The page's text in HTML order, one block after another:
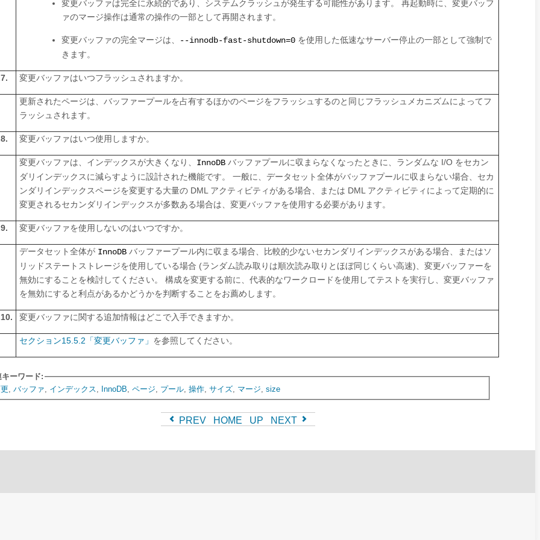
変更バッファは完全に永続的であり、システムクラッシュが発生する可能性があります。 再起動時に、変更バッフ
ァのマージ操作は通常の操作の一部として再開されます。
変更バッファの完全マージは、 --innodb-fast-shutdown=0 を使用した低速なサーバー停止の一部として強制で
きます。
変更バッファはいつフラッシュされますか。
更新されたページは、バッファープールを占有するほかのページをフラッシュするのと同じフラッシュメカニズムによってフ
ラッシュされます。
変更バッファはいつ使用しますか。
変更バッファは、インデックスが大きくなり、 InnoDB バッファプールに収まらなくなったときに、ランダムな I/O をセカン
ダリインデックスに減らすように設計された機能です。 一般に、データセット全体がバッファプールに収まらない場合、セカ
ンダリインデックスページを変更する大量の DML アクティビティがある場合、または DML アクティビティによって定期的に
変更されるセカンダリインデックスが多数ある場合は、変更バッファを使用する必要があります。
変更バッファを使用しないのはいつですか。
データセット全体が InnoDB バッファープール内に収まる場合、比較的少ないセカンダリインデックスがある場合、またはソ
リッドステートストレージを使用している場合 (ランダム読み取りは順次読み取りとほぼ同じくらい高速)、変更バッファーを
無効にすることを検討してください。 構成を変更する前に、代表的なワークロードを使用してテストを実行し、変更バッファ
を無効にすると利点があるかどうかを判断することをお薦めします。
変更バッファに関する追加情報はどこで入手できますか。
セクション15.5.2「変更バッファ」 を参照してください。
キーワード:
バッファ インデックス InnoDB ページ プール, 操作, サイズ, マージ size
PREV HOME UP NEXT